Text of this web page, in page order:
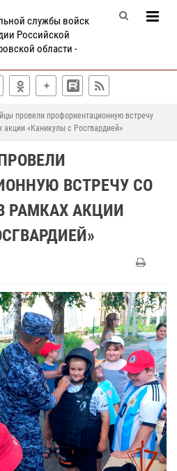
службы войск
Российской
области -
провели профориентационную встречу
«Каникулы с Росгвардией»
ВСТРЕЧУ СО
РАМКАХ АКЦИИ